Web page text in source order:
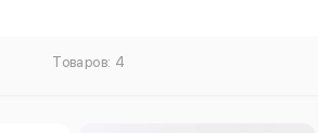
Товаров: 4